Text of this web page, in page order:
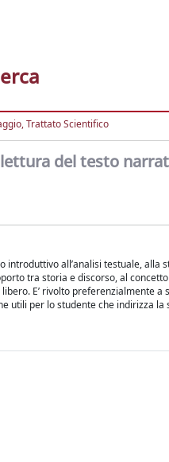
Trattato Scientifico
del testo
introduttivo all’analisi testuale,
tra storia e discorso, al
E’ rivolto preferenzialmente
utili per lo studente che indirizza